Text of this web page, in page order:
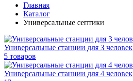
Главная
Каталог
Универсальные септики
Универсальные станции для 3 человек
5 товаров
Универсальные станции для 4 человек